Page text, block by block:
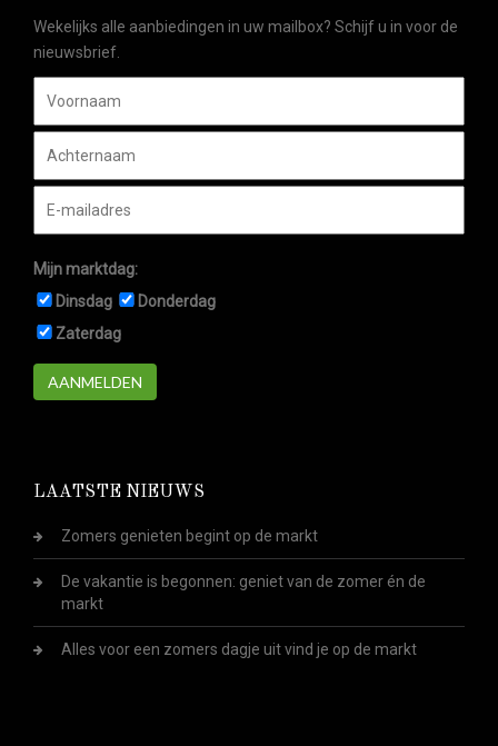
Wekelijks alle aanbiedingen in uw mailbox? Schijf u in voor de
nieuwsbrief.
Mijn marktdag:
Dinsdag
Donderdag
Zaterdag
AANMELDEN
LAATSTE NIEUWS
Zomers genieten begint op de markt
De vakantie is begonnen: geniet van de zomer én de
markt
Alles voor een zomers dagje uit vind je op de markt